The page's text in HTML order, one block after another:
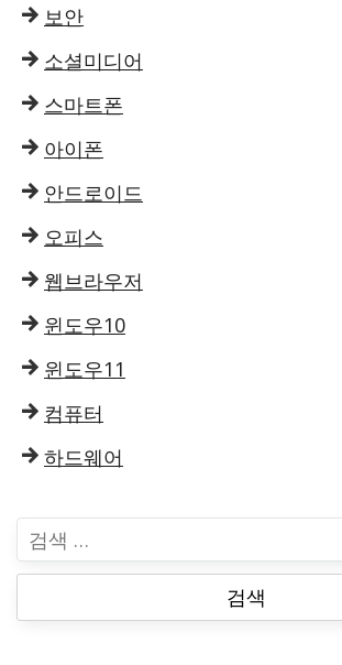
보안
소셜미디어
스마트폰
아이폰
안드로이드
오피스
웹브라우저
윈도우10
윈도우11
컴퓨터
하드웨어
검
색